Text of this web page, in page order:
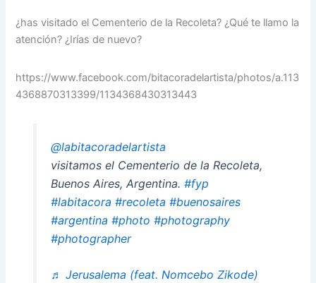
¿has visitado el Cementerio de la Recoleta? ¿Qué te llamo la
atención? ¿Irías de nuevo?
https://www.facebook.com/bitacoradelartista/photos/a.113
4368870313399/1134368430313443
@labitacoradelartista
visitamos el Cementerio de la Recoleta,
Buenos Aires, Argentina. #fyp
#labitacora #recoleta #buenosaires
#argentina #photo #photography
#photographer
♬ Jerusalema (feat. Nomcebo Zikode)